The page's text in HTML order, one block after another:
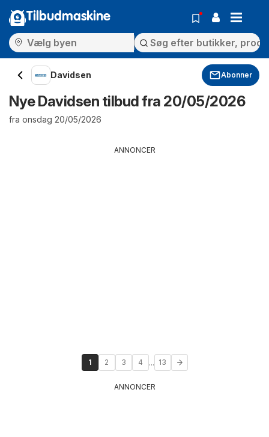
Tilbudmaskine
Davidsen Abonner
Nye Davidsen tilbud fra 20/05/2026
fra onsdag 20/05/2026
ANNONCER
1 2 3 4 ... 13
ANNONCER